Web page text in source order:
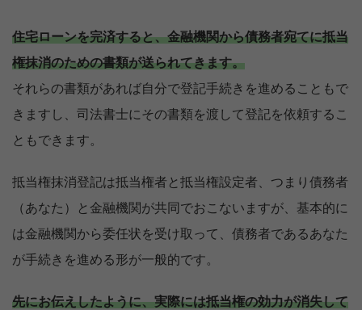
住宅ローンを完済すると、金融機関から債務者宛てに抵当
権抹消のための書類が送られてきます。
それらの書類があれば自分で登記手続きを進めることもで
きますし、司法書士にその書類を渡して登記を依頼するこ
ともできます。
抵当権抹消登記は抵当権者と抵当権設定者、つまり債務者
（あなた）と金融機関が共同でおこないますが、基本的に
は金融機関から委任状を受け取って、債務者であるあなた
が手続きを進める形が一般的です。
先にお伝えしたように、実際には抵当権の効力が消失して